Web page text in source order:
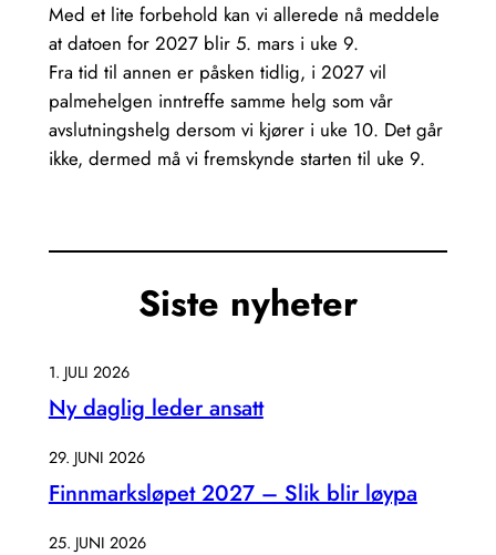
Med et lite forbehold kan vi allerede nå meddele
at datoen for 2027 blir 5. mars i uke 9.
Fra tid til annen er påsken tidlig, i 2027 vil
palmehelgen inntreffe samme helg som vår
avslutningshelg dersom vi kjører i uke 10. Det går
ikke, dermed må vi fremskynde starten til uke 9.
Siste nyheter
1. JULI 2026
Ny daglig leder ansatt
29. JUNI 2026
Finnmarksløpet 2027 – Slik blir løypa
25. JUNI 2026